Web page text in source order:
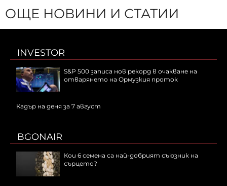
ОЩЕ НОВИНИ И СТАТИИ
INVESTOR
S&P 500 записа нов рекорд в очакване на
отварянето на Ормузкия проток
Кадър на деня за 7 август
BGONAIR
Кои 6 семена са най-добрият съюзник на
сърцето?